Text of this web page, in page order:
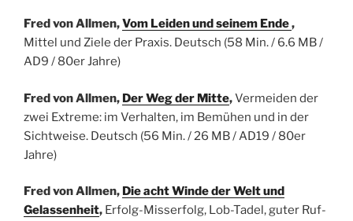
Fred von Allmen,Vom Leiden und seinem Ende,
Mittel und Ziele der Praxis. Deutsch (58 Min. / 6.6 MB /
AD9 / 80er Jahre)
Fred von Allmen, Der Weg der Mitte,Vermeiden der
zwei Extreme: im Verhalten, im Bemühen und in der
Sichtweise. Deutsch (56 Min. / 26 MB / AD19 / 80er
Jahre)
Fred von Allmen, Die acht Winde der Welt und
Gelassenheit, Erfolg-Misserfolg, Lob-Tadel, guter Ruf-